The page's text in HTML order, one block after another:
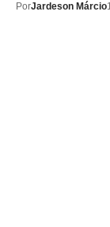
PorJardeson Márcio